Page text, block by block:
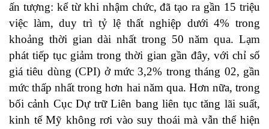
ấn tượng: kể từ khi nhậm chức, đã tạo ra gần 15 triệu
việc làm, duy trì tỷ lệ thất nghiệp dưới 4% trong
khoảng thời gian dài nhất trong 50 năm qua. Lạm
phát tiếp tục giảm trong thời gian gần đây, với chỉ số
giá tiêu dùng (CPI) ở mức 3,2% trong tháng 02, gần
mức thấp nhất trong hơn hai năm qua. Hơn nữa, trong
bối cảnh Cục Dự trữ Liên bang liên tục tăng lãi suất,
kinh tế Mỹ không rơi vào suy thoái mà vẫn thể hiện